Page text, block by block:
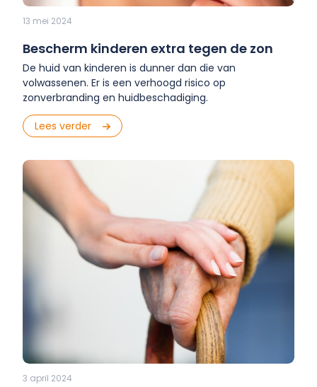
13 mei 2024
Bescherm kinderen extra tegen de zon
De huid van kinderen is dunner dan die van
volwassenen. Er is een verhoogd risico op
zonverbranding en huidbeschadiging.
Lees verder
3 april 2024